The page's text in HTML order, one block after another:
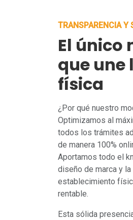
TRANSPARENCIA Y
El único
que une
física
¿Por qué nuestro
Optimizamos al
todos los trámites
de manera 100%
Aportamos todo el
diseño de marca y
establecimiento
rentable.
Esta sólida